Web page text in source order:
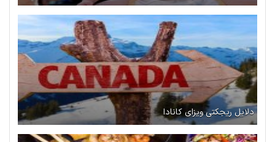
دلایل ریجکتی ویزای کانادا